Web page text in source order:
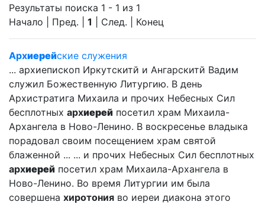
Результаты поиска 1 - 1 из 1
Начало | Пред. | 1 | След. | Конец
Архиерейские служения
... архиепископ Иркутскитй и Ангарскитй Вадим
служил Божественную Литургию. В день
Архистратига Михаила и прочих Небесных Сил
бесплотных архиерей посетил храм Михаила-
Архангела в Ново-Ленино. В воскресенье владыка
порадовал своим посещением храм святой
блаженной ... ... и прочих Небесных Сил бесплотных
архиерей посетил храм Михаила-Архангела в
Ново-Ленино. Во время Литургии им была
совершена хиротония во иереи диакона этого